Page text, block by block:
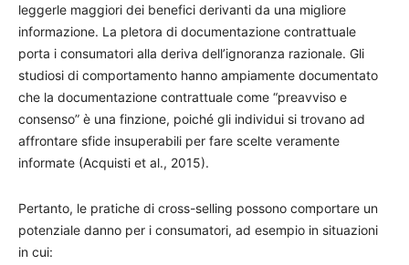
leggerle maggiori dei benefici derivanti da una migliore
informazione. La pletora di documentazione contrattuale
porta i consumatori alla deriva dell’ignoranza razionale. Gli
studiosi di comportamento hanno ampiamente documentato
che la documentazione contrattuale come “preavviso e
consenso” è una finzione, poiché gli individui si trovano ad
affrontare sfide insuperabili per fare scelte veramente
informate (Acquisti et al., 2015).
Pertanto, le pratiche di cross-selling possono comportare un
potenziale danno per i consumatori, ad esempio in situazioni
in cui: